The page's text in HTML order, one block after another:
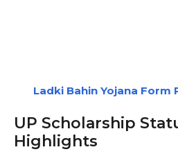
Ladki Bahin Yojana Form
UP Scholarship
Highlights